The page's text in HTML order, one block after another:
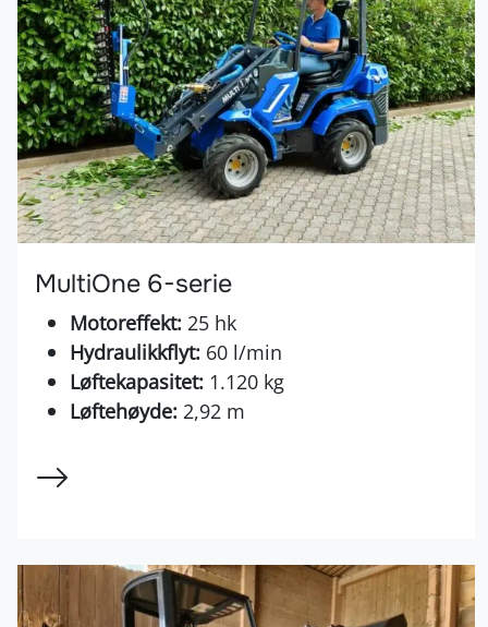
MultiOne 6-serie
Motoreffekt: 25 hk
Hydraulikkflyt: 60 l/min
Løftekapasitet: 1.120 kg
Løftehøyde: 2,92 m